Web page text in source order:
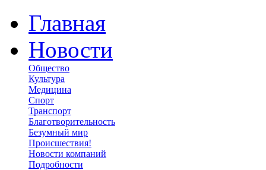
Главная
Новости
Общество
Культура
Медицина
Спорт
Транспорт
Благотворительность
Безумный мир
Происшествия!
Новости компаний
Подробности